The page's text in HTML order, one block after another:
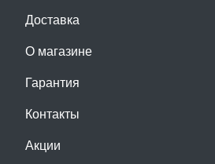
Доставка
О магазине
Гарантия
Контакты
Акции